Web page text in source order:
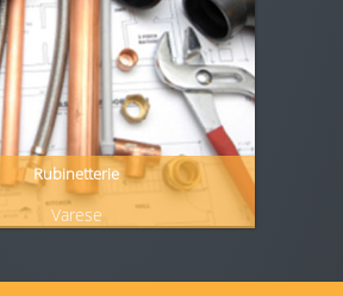
Rubinetterie
Varese